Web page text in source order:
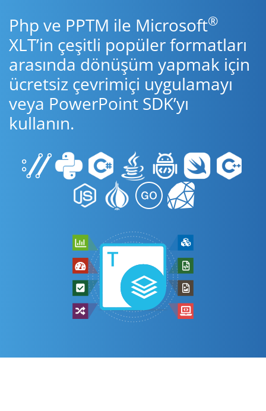
Php ve PPTM ile Microsoft®
XLT’in çeşitli popüler formatları
arasında dönüşüm yapmak için
ücretsiz çevrimiçi uygulamayı
veya PowerPoint SDK’yı
kullanın.